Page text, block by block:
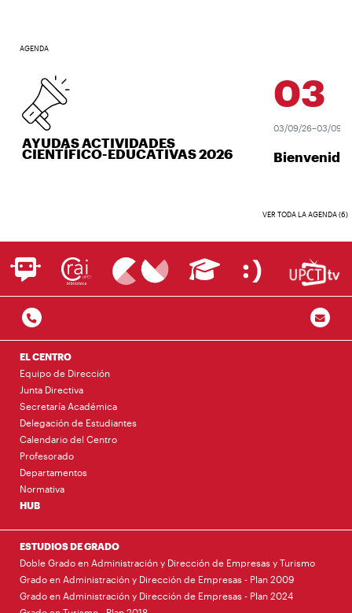
AGENDA
AYUDAS ACTIVIDADES
CIENTÍFICO-EDUCATIVAS 2026
03
03/09/26–03/09/26
Bienvenida
VER TODA LA AGENDA (6)
EL CENTRO
Equipo de Dirección
Junta Directiva
Secretaría Académica
Delegación de Estudiantes
Calendario del Centro
Profesorado
Departamentos
Normativa
HUB
ESTUDIOS DE GRADO
Doble Grado en Administración y Dirección de Empresas y Turismo
Grado en Administración y Dirección de Empresas - Plan 2009
Grado en Administración y Dirección de Empresas - Plan 2024